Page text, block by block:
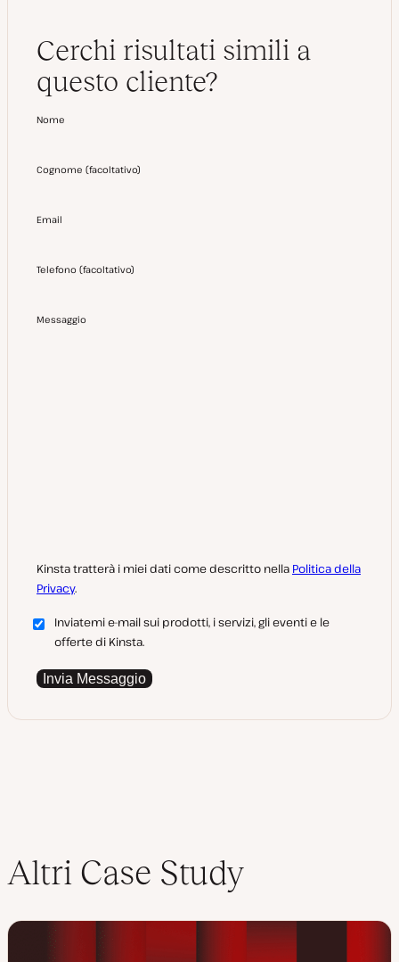
Cerchi risultati simili a
questo cliente?
Nome
Cognome (facoltativo)
Email
Telefono (facoltativo)
Messaggio
Kinsta tratterà i miei dati come descritto nella Politica della
Privacy.
Inviatemi e-mail sui prodotti, i servizi, gli eventi e le
offerte di Kinsta.
Invia Messaggio
Altri Case Study